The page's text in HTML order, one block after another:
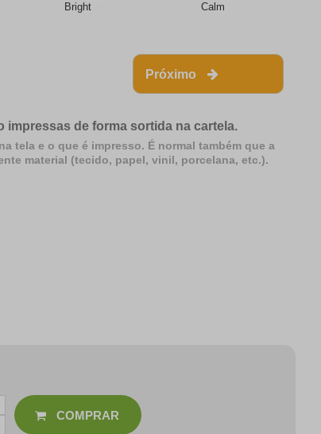
Bright Calm
Próximo
de forma sortida na cartela.
tela e o que é impresso. É normal também que a
material (tecido, papel, vinil, porcelana, etc.).
COMPRAR